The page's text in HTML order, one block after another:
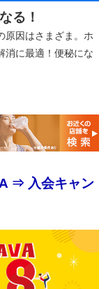
る！
原因はさまざま。ホ
消に最適！便秘にな
⇒ 入会キャン